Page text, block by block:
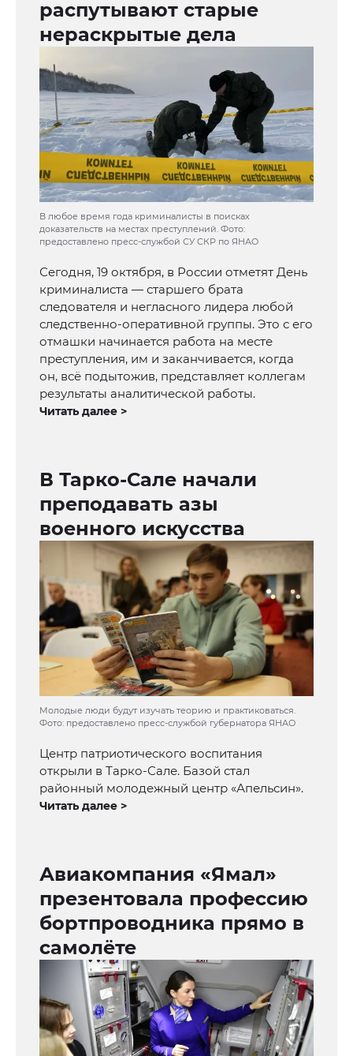
распутывают старые
нераскрытые дела
В любое время года криминалисты в поисках
доказательств на местах преступлений. Фото:
предоставлено пресс-службой СУ СКР по ЯНАО
Сегодня, 19 октября, в России отметят День
криминалиста — старшего брата
следователя и негласного лидера любой
следственно-оперативной группы. Это с его
отмашки начинается работа на месте
преступления, им и заканчивается, когда
он, всё подытожив, представляет коллегам
результаты аналитической работы.
Читать далее >
В Тарко-Сале начали
преподавать азы
военного искусства
Молодые люди будут изучать теорию и практиковаться.
Фото: предоставлено пресс-службой губернатора ЯНАО
Центр патриотического воспитания
открыли в Тарко-Сале. Базой стал
районный молодежный центр «Апельсин».
Читать далее >
Авиакомпания «Ямал»
презентовала профессию
бортпроводника прямо в
самолёте